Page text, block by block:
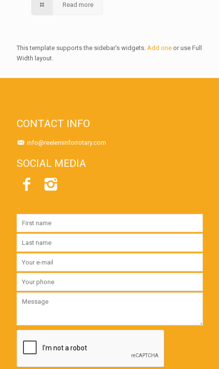
Read more
This template supports the sidebar's widgets. Add oneor use Full
Width layout.
CONTACT INFO
info@reeleminforrotary.com
SOCIAL MEDIA